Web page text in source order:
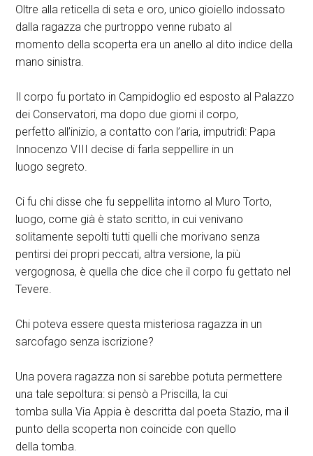
Oltre alla reticella di seta e oro, unico gioiello indossato
dalla ragazza che purtroppo venne rubato al
momento della scoperta era un anello al dito indice della
mano sinistra.
Il corpo fu portato in Campidoglio ed esposto al Palazzo
dei Conservatori, ma dopo due giorni il corpo,
perfetto all’inizio, a contatto con l’aria, imputridì: Papa
Innocenzo VIII decise di farla seppellire in un
luogo segreto.
Ci fu chi disse che fu seppellita intorno al Muro Torto,
luogo, come già è stato scritto, in cui venivano
solitamente sepolti tutti quelli che morivano senza
pentirsi dei propri peccati, altra versione, la più
vergognosa, è quella che dice che il corpo fu gettato nel
Tevere.
Chi poteva essere questa misteriosa ragazza in un
sarcofago senza iscrizione?
Una povera ragazza non si sarebbe potuta permettere
una tale sepoltura: si pensò a Priscilla, la cui
tomba sulla Via Appia è descritta dal poeta Stazio, ma il
punto della scoperta non coincide con quello
della tomba.